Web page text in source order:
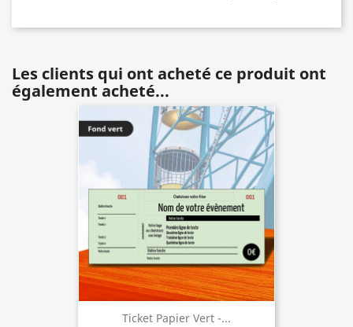
Les clients qui ont acheté ce produit ont
également acheté...
Ticket Papier Vert -...